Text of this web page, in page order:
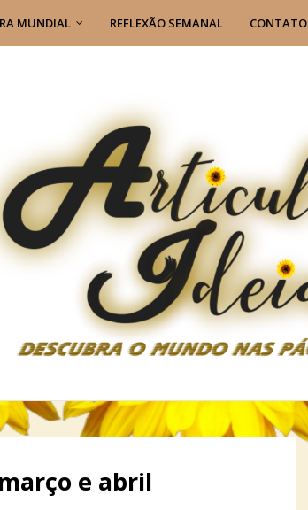
MUNDIAL REFLEXÃO SEMANAL CONTATO
e abril